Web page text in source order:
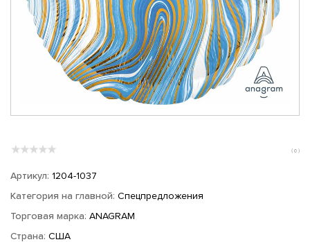
( 0 )
Артикул: 1204-1037
Категория на главной: Спецпредложения
Торговая марка: ANAGRAM
Страна: США